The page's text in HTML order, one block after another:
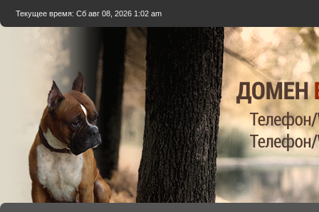
Текущее время: Сб авг 08, 2026 1:02 am